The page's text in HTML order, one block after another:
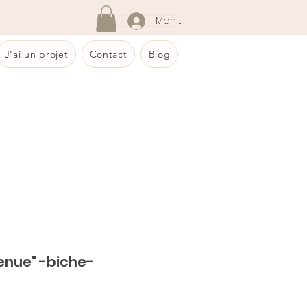
Mon compte
J'ai un projet Contact Blog
-biche-